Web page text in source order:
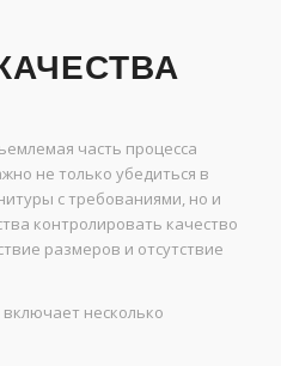
часть процесса
не только убедиться в
с требованиями, но и
контролировать качество
размеров и отсутствие
несколько